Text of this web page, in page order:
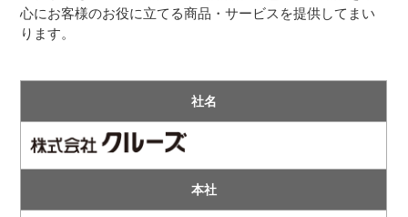
心にお客様のお役に立てる商品・サービスを提供してまい
ります。
社名
本社